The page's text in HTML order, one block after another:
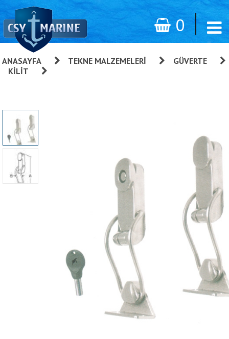
0
ANASAYFA TEKNE MALZEMELERI
GÜVERTE
KILIT